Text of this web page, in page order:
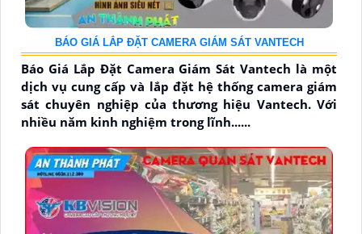
BÁO GIÁ LẮP ĐẶT CAMERA GIÁM SÁT VANTECH
Báo Giá Lắp Đặt Camera Giám Sát Vantech là một
dịch vụ cung cấp và lắp đặt hệ thống camera giám
sát chuyên nghiệp của thương hiệu Vantech. Với
nhiều năm kinh nghiệm trong lĩnh......